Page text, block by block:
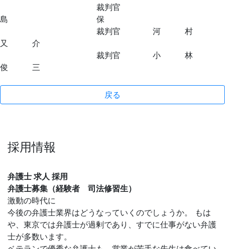
裁判官
島 保
裁判官 河 村
又 介
裁判官 小 林
俊 三
戻る
採用情報
弁護士 求人 採用
弁護士募集（経験者 司法修習生）
激動の時代に
今後の弁護士業界はどうなっていくのでしょうか。 もは
や、東京では弁護士が過剰であり、すでに仕事がない弁護
士が多数います。